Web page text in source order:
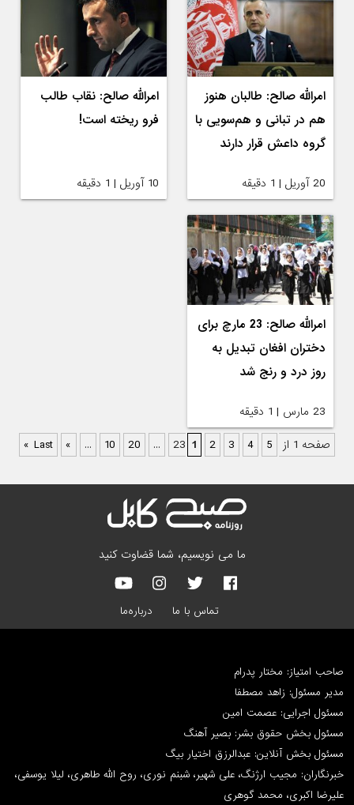
امرالله صالح: طالبان هنوز
هم در تبانی و هم‌سویی با
گروه داعش قرار دارند
20 آوریل | 1 دقیقه
امرالله صالح: نقاب طالب
فرو ریخته است!
10 آوریل | 1 دقیقه
امرالله صالح: 23 مارچ برای
دختران افغان تبدیل به
روز درد و رنج شد
23 مارس | 1 دقیقه
صفحه 1 از 23
1 2 3 4 5
...
10 20
...
»
Last »
ما می نویسیم، شما قضاوت کنید
تماس با ما درباره‌ما
صاحب امتیاز: مختار پدرام
مدیر مسئول: زاهد مصطفا
مسئول اجرایی: عصمت امین
مسئول بخش حقوق بشر: بصیر آهنگ
مسئول بخش آنلاین: عبدالرزق اختیار بیگ
خبرنگاران: مجیب ارژنگ، علی شهیر، شبنم نوری، روح الله طاهری، لیلا یوسفی،
علیرضا اکبری، محمد گوهری